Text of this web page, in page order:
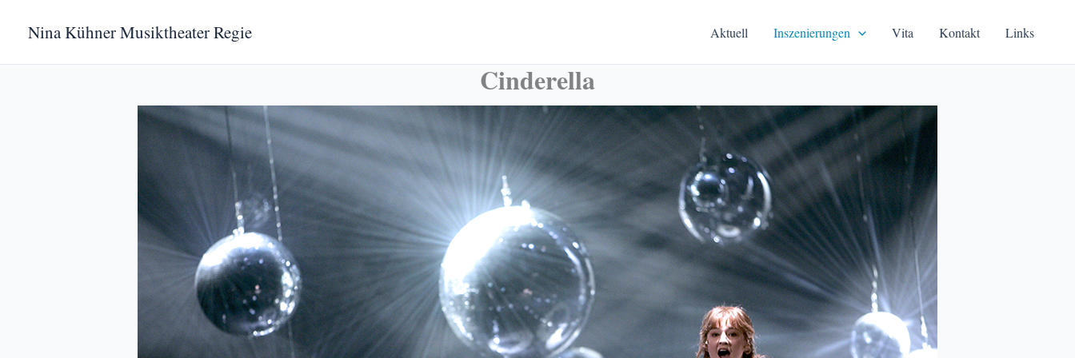
Nina Kühner Musiktheater Regie Aktuell Inszenierungen Vita Kontakt Links
Cinderella